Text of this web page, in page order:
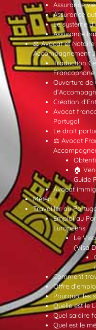
Assurance
Assurance
Le système
Assurance
⚖️ Avocat et Notaire
Accompagnement
Traduction
Francophone
Ouverture de
Création
Avocat
Portugal
Le droit
⚖️ Avocat
🏠
Guide
Avocat
Météo
Travailler au
Emploi au
Européens
Le
(Visa
Comment
Offre
Pourquoi les
Quelle est le
Quel salaire
Quel est le